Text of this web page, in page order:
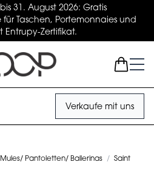
31. August 2026: Gratis
für Taschen, Portemonnaies und
Entrupy-Zertifikat.
Verkaufe mit uns
Mules/ Pantoletten/ Ballerinas / Saint